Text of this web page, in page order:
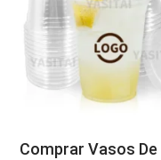
Comprar Vasos De